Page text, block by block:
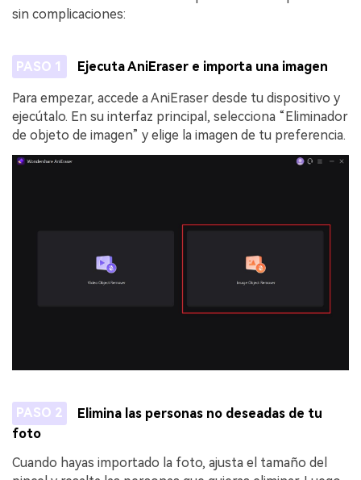
sin complicaciones:
PASO 1 Ejecuta AniEraser e importa una imagen
Para empezar, accede a AniEraser desde tu dispositivo y
ejecútalo. En su interfaz principal, selecciona “Eliminador
de objeto de imagen” y elige la imagen de tu preferencia.
PASO 2
Elimina las personas no deseadas de tu
foto
Cuando hayas importado la foto, ajusta el tamaño del